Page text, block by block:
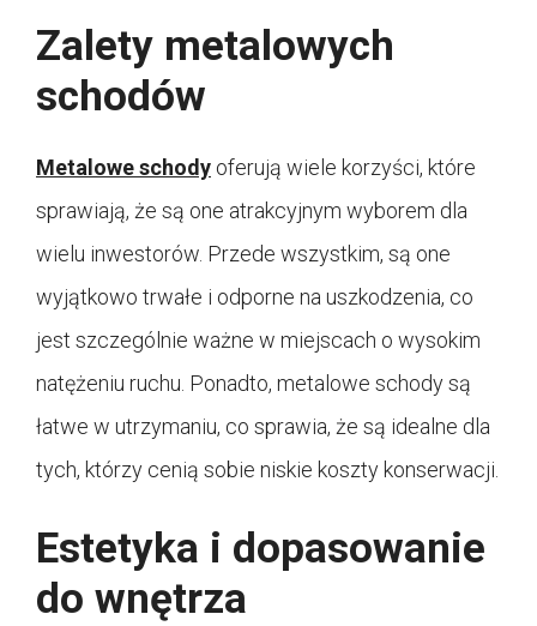
Zalety metalowych
schodów
Metalowe schody oferują wiele korzyści, które
sprawiają, że są one atrakcyjnym wyborem dla
wielu inwestorów. Przede wszystkim, są one
wyjątkowo trwałe i odporne na uszkodzenia, co
jest szczególnie ważne w miejscach o wysokim
natężeniu ruchu. Ponadto, metalowe schody są
łatwe w utrzymaniu, co sprawia, że są idealne dla
tych, którzy cenią sobie niskie koszty konserwacji.
Estetyka i dopasowanie
do wnętrza